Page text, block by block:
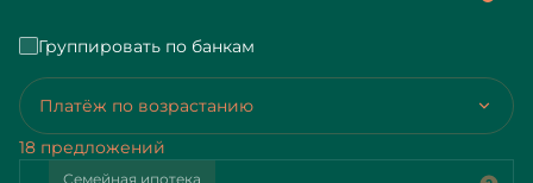
Группировать по банкам
Платёж по возрастанию
18 предложений
Семейная ипотека